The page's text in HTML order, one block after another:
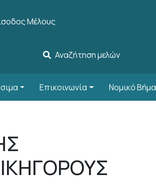
account menu
Μέλους
Αναζήτηση μελών
Επικοινωνία Νομικό Βήμα